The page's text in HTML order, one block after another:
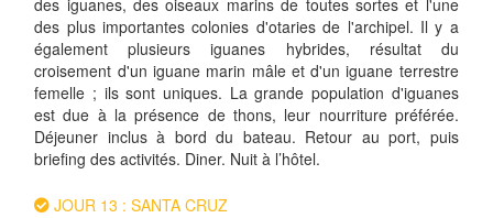
des iguanes, des oiseaux marins de toutes sortes et l'une
des plus importantes colonies d'otaries de l'archipel. Il y a
également plusieurs iguanes hybrides, résultat du
croisement d'un iguane marin mâle et d'un iguane terrestre
femelle ; ils sont uniques. La grande population d'iguanes
est due à la présence de thons, leur nourriture préférée.
Déjeuner inclus à bord du bateau. Retour au port, puis
briefing des activités. Diner. Nuit à l’hôtel.
JOUR 13 : SANTA CRUZ